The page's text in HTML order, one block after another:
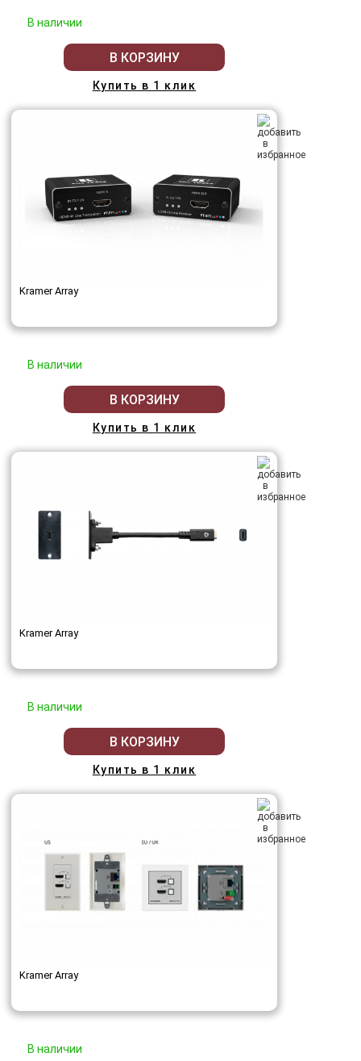
В наличии
В КОРЗИНУ
Купить в 1 клик
Kramer Array
В наличии
В КОРЗИНУ
Купить в 1 клик
Kramer Array
В наличии
В КОРЗИНУ
Купить в 1 клик
Kramer Array
В наличии